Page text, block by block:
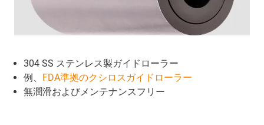
304 SS ステンレス製ガイドローラー
例、 FDA準拠のクシロスガイドローラー
無潤滑およびメンテナンスフリー